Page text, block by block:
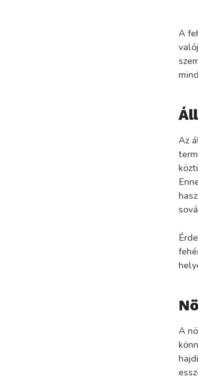
A
Az
A